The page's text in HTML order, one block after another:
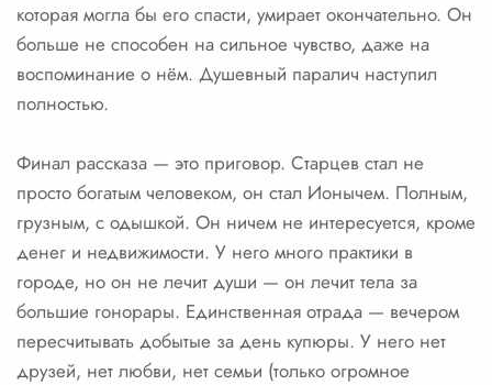
которая могла бы его спасти, умирает окончательно. Он
больше не способен на сильное чувство, даже на
воспоминание о нём. Душевный паралич наступил
полностью.
Финал рассказа — это приговор. Старцев стал не
просто богатым человеком, он стал Ионычем. Полным,
грузным, с одышкой. Он ничем не интересуется, кроме
денег и недвижимости. У него много практики в
городе, но он не лечит души — он лечит тела за
большие гонорары. Единственная отрада — вечером
пересчитывать добытые за день купюры. У него нет
друзей, нет любви, нет семьи (только огромное